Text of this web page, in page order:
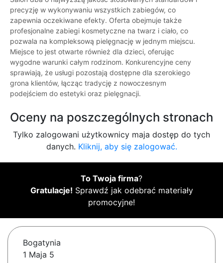
precyzję w wykonywaniu wszystkich zabiegów, co
zapewnia oczekiwane efekty. Oferta obejmuje także
profesjonalne zabiegi kosmetyczne na twarz i ciało, co
pozwala na kompleksową pielęgnację w jednym miejscu.
Miejsce to jest otwarte również dla dzieci, oferując
wygodne warunki całym rodzinom. Konkurencyjne ceny
sprawiają, że usługi pozostają dostępne dla szerokiego
grona klientów, łącząc tradycję z nowoczesnym
podejściem do estetyki oraz pielęgnacji.
Oceny na poszczególnych stronach
Tylko zalogowani użytkownicy maja dostęp do tych
danych. Kliknij, aby się zalogować.
To Twoja firma?
Gratulacje! Sprawdź jak odebrać materiały
promocyjne!
Bogatynia
1 Maja 5